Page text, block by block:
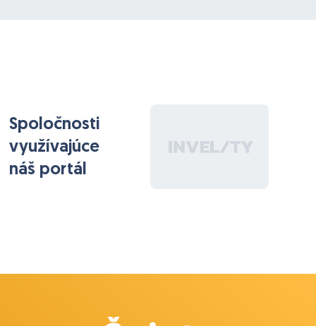
Spoločnosti
využívajúce
náš portál